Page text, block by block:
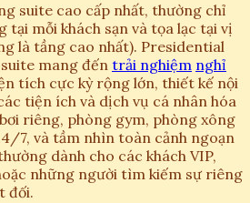
suite cao cấp nhất, thường chỉ
tại mỗi khách sạn và tọa lạc tại vị
là tầng cao nhất). Presidential
mang đến trải nghiệm nghỉ
tích cực kỳ rộng lớn, thiết kế nội
tiện ích và dịch vụ cá nhân hóa
riêng, phòng gym, phòng xông
7, và tầm nhìn toàn cảnh ngoạn
dành cho các khách VIP,
những người tìm kiếm sự riêng
đối.